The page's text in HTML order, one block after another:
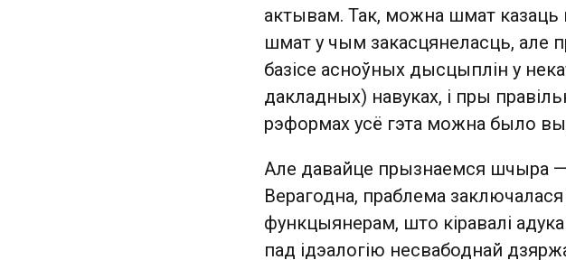
актывам. Так, можна шмат казаць
шмат у чым закасцянеласць, але
базісе асноўных дысцыплін у
дакладных) навуках, і пры
рэформах усё гэта можна было
Але давайце прызнаемся шчыра —
Верагодна, праблема
функцыянерам, што кіравалі
пад ідэалогію несвабоднай